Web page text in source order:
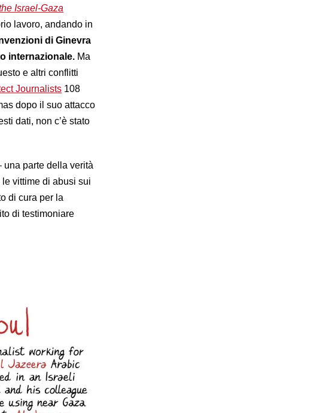
Israel-Gaza
lavoro, andando in
di Ginevra
internazionale. Ma
e altri conflitti
Journalists 108
dopo il suo attacco
dati, non c’è stato
parte della verità
vittime di abusi sui
di cura per la
di testimoniare